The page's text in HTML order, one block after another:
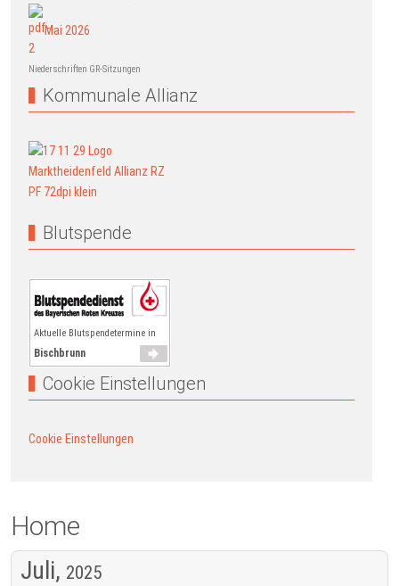
Mai 2026
Niederschriften GR-Sitzungen
Kommunale Allianz
Blutspende
Aktuelle Blutspendetermine in
Bischbrunn
Cookie Einstellungen
Cookie Einstellungen
Home
Juli, 2025